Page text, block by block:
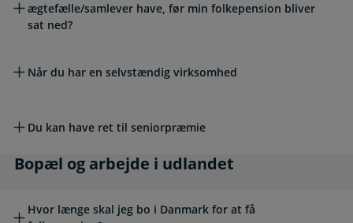
ægtefælle/samlever have, før min folkepension bliver
sat ned?
Når du har en selvstændig virksomhed
Du kan have ret til seniorpræmie
Bopæl og arbejde i udlandet
Bopæl og arbejde i udlandet
Hvor længe skal jeg bo i Danmark for at få